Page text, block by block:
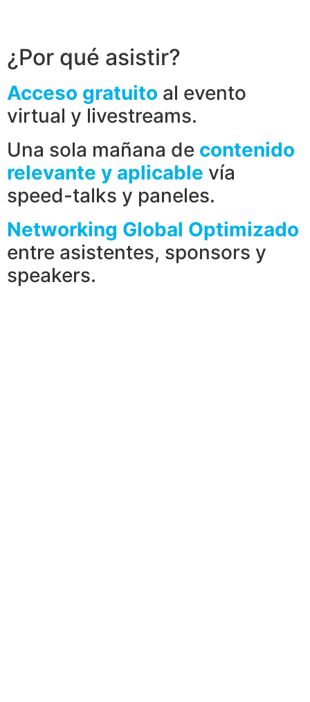
¿Por qué asistir?
Acceso gratuito al evento
virtual y livestreams.
Una sola mañana de contenido
relevante y aplicable vía
speed-talks y paneles.
Networking Global Optimizado
entre asistentes, sponsors y
speakers.